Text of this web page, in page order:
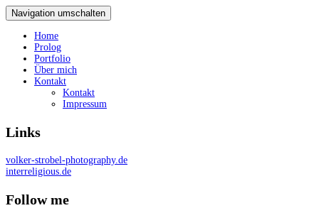
Navigation umschalten
Home
Prolog
Portfolio
Über mich
Kontakt
Kontakt
Impressum
Links
volker-strobel-photography.de
interreligious.de
Follow me